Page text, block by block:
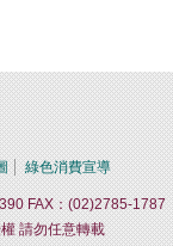
綠色消費宣導
FAX：(02)2785-1787
請勿任意轉載